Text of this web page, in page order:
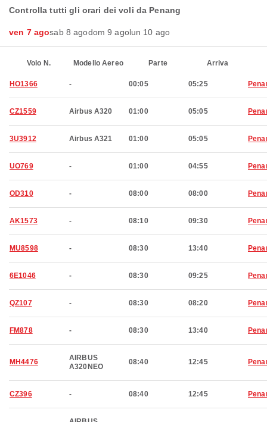
Controlla tutti gli orari dei voli da Penang
ven 7 agosab 8 agodom 9 agolun 10 ago
Volo N. Modello Aereo Parte Arriva
HO1366 - 00:05 05:25
CZ1559 Airbus A320 01:00 05:05
3U3912 Airbus A321 01:00 05:05
UO769 - 01:00 04:55
OD310 - 08:00 08:00
AK1573 - 08:10 09:30
MU8598 - 08:30 13:40
6E1046 - 08:30 09:25
QZ107 - 08:30 08:20
FM878 - 08:30 13:40
MH4476
AIRBUS
A320NEO
08:40 12:45
CZ396 - 08:40 12:45